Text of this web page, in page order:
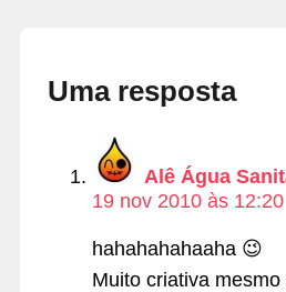
Uma resposta
Alê Água
19 nov 2010 às 12:20
hahahahahaaha 😉
Muito criativa